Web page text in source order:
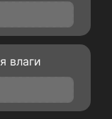
влаги